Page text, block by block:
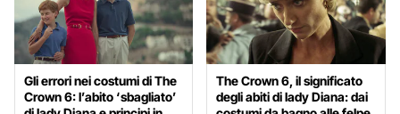
Gli errori nei costumi di The
Crown 6: l’abito ‘sbagliato’
The Crown 6, il significato
degli abiti di lady Diana: dai